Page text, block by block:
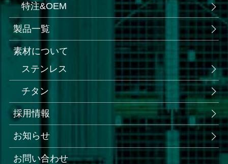
特注&OEM
製品一覧
素材について
ステンレス
チタン
採用情報
お知らせ
お問い合わせ